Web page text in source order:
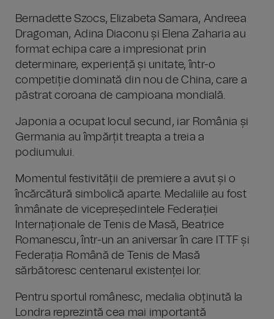
Bernadette Szocs, Elizabeta Samara, Andreea
Dragoman, Adina Diaconu și Elena Zaharia au
format echipa care a impresionat prin
determinare, experiență și unitate, într-o
competiție dominată din nou de China, care a
păstrat coroana de campioana mondială.
Japonia a ocupat locul secund, iar România și
Germania au împărțit treapta a treia a
podiumului.
Momentul festivității de premiere a avut și o
încărcătură simbolică aparte. Medaliile au fost
înmânate de vicepreședintele Federației
Internaționale de Tenis de Masă, Beatrice
Romanescu, într-un an aniversar în care ITTF și
Federația Română de Tenis de Masă
sărbătoresc centenarul existenței lor.
Pentru sportul românesc, medalia obținută la
Londra reprezintă cea mai importantă